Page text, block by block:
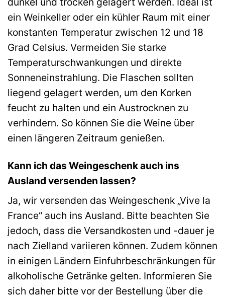
ein Weinkeller oder ein kühler Raum mit einer
konstanten Temperatur zwischen 12 und 18
Grad Celsius. Vermeiden Sie starke
Temperaturschwankungen und direkte
Sonneneinstrahlung. Die Flaschen sollten
liegend gelagert werden, um den Korken
feucht zu halten und ein Austrocknen zu
verhindern. So können Sie die Weine über
einen längeren Zeitraum genießen.
Kann ich das Weingeschenk auch ins
Ausland versenden lassen?
Ja, wir versenden das Weingeschenk „Vive la
France“ auch ins Ausland. Bitte beachten Sie
jedoch, dass die Versandkosten und -dauer je
nach Zielland variieren können. Zudem können
in einigen Ländern Einfuhrbeschränkungen für
alkoholische Getränke gelten. Informieren Sie
sich daher bitte vor der Bestellung über die